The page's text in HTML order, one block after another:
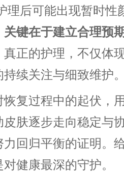
理后可能出现暂时性
关键在于建立合理预
真正的护理，不仅体
续关注与细致维护
恢复过程中的起伏，
肤逐步走向稳定与
回归平衡的证明。
健康最深的守护。